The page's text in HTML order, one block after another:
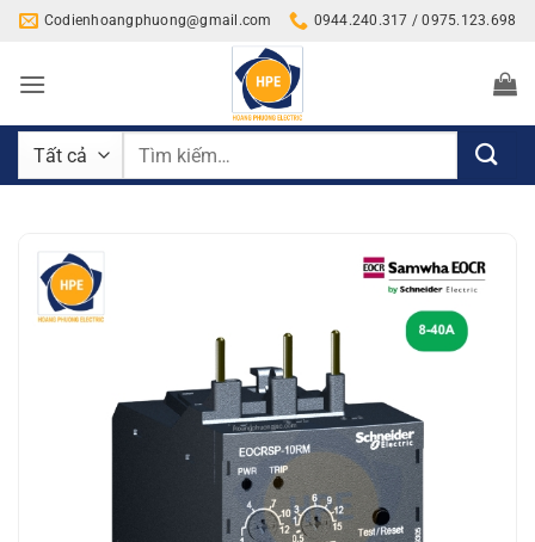
Bỏ
nội
Codienhoangphuong@gmail.com 0944.240.317 / 0975.123.698
Tìm